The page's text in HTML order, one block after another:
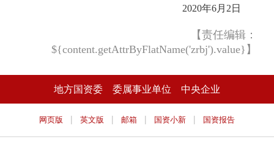
2020年6月2日
【责任编辑：
${content.getAttrByFlatName('zrbj').value}】
地方国资委 委属事业单位 中央企业
网页版 | 英文版 | 邮箱 | 国资小新 | 国资报告